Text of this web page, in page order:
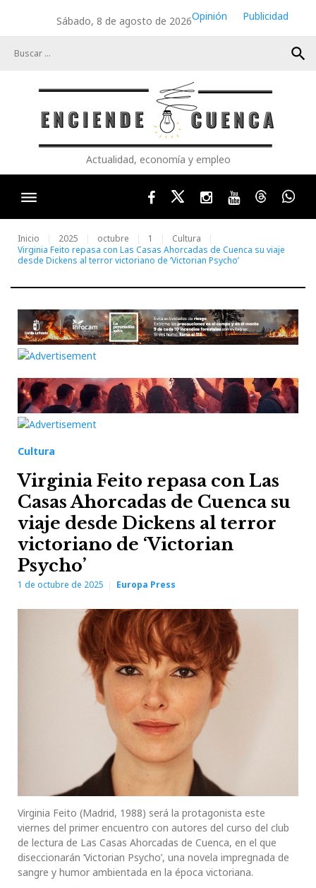
Sábado, 8 de agosto de 2026Opinión
Publicidad
search
Actualidad, economía y empleo
FacebookTwitterInstagram
YoutubeThreads
Inicio 2025 octubre 1
Cultura
Virginia Feito repasa con Las Casas Ahorcadas de Cuenca su viaje
desde Dickens al terror victoriano de ‘Victorian Psycho’
Cultura
Virginia Feito repasa con Las
Casas Ahorcadas de Cuenca su
viaje desde Dickens al terror
victoriano de ‘Victorian
Psycho’
1 de octubre de 2025 Europa Press
Virginia Feito (Madrid, 1988) será la protagonista este
viernes del primer encuentro con autores del curso del club
de lectura de Las Casas Ahorcadas de Cuenca, en el que
diseccionarán ‘Victorian Psycho’, una novela impregnada de
sangre y humor ambientada en la época victoriana.